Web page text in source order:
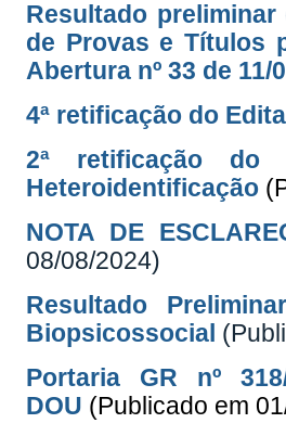
Resultado
de Provas e Títulos
Abertura nº 33 de 11/
4ª retificação do
2ª retificação do
Heteroidentificação
NOTA DE
08/08/2024)
Resultado
Biopsicossocial
Portaria GR nº
DOU (Publicado em